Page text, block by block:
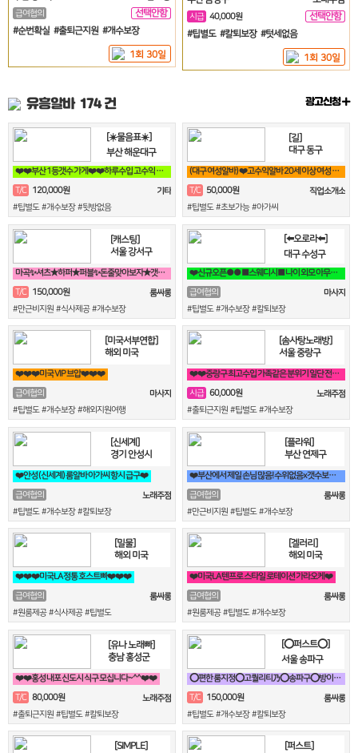
급여협의
선택안함
일
#순번확실 #출퇴근지원 #개수보장
1회 30일
시급 40,000원
선택안함
일
#팁별도 #칼퇴보장 #텃세없음
1회 30일
유흥알바 174 건 광고신청
[☀️물음표☀️]
부산 해운대구
❤️❤️부산 1등갯수 가게❤️❤️하루수입 고수익 가능❤️❤️
T/C
120,000원
기타
#팁별도 #개수보장 #뒷방없음
[길]
대구 동구
(대구 여성알바) ❤️고수익알바 20세 이상 여성 누구나 비밀보장❤️
T/C 50,000원
직업소개소
#팁별도 #초보가능 #아가씨
[캐스팅]
서울 강서구
마곡✨셔츠★하퍼★퍼블✨돈줄맞아보자★갯수보장★술강요NO★출퇴근자유⭐
T/C
150,000원
룸싸롱
#만근비지원 #식사제공 #개수보장
[⬅️오로라⬅️]
대구 수성구
❤️신규오픈●● ■스웨디시■ 나이 외모 아무상관없습니다 우리가 함께 만들어 가요❤️
급여협의
마사지
#팁별도 #개수보장 #칼퇴보장
[미국서부연합]
해외 미국
❤️❤️❤️미국 VIP 브압❤️❤️❤️
급여협의
마사지
#팁별도 #개수보장 #해외지원여행
[솜사탕노래방]
서울 중랑구
❤️❤️중랑구 최고수입 가족같은 분위기 일단 전화주세요^^❤️❤️
시급 60,000원
노래주점
#출퇴근지원 #팁별도 #개수보장
[신세계]
경기 안성시
❤️안성 (신세계) 룸알바 아가씨 항시 급구❤️
급여협의
노래주점
#팁별도 #개수보장 #칼퇴보장
[플라워]
부산 연제구
❤️부산에서 제일 손님 많음! 수위없음x갯수보장,텃세x홀복자유❤️
급여협의
룸싸롱
#만근비지원 #팁별도 #개수보장
[밀물]
해외 미국
❤️❤️❤️미국LA 정통 호스트빠❤️❤️❤️
급여협의
룸싸롱
#원룸제공 #식사제공 #팁별도
[겔러리]
해외 미국
❤️미국LA 텐프로 스타일 로테이션 가라오케❤️
급여협의
룸싸롱
#원룸제공 #팁별도 #개수보장
[유나 노래빠]
충남 홍성군
❤️❤️홍성 내포 신도시 식구 모십니다~^^❤️❤️
T/C 80,000원
노래주점
#출퇴근지원 #팁별도 #칼퇴보장
[⭕퍼스트⭕]
서울 송파구
⭕편한 룸지정⭕고퀄리티乃⭕송파구⭕방이동⭕잠실⭕석촌동⭕강남구⭕서초구⭕논현동
T/C 150,000원
룸싸롱
#팁별도 #개수보장 #칼퇴보장
[SIMPLE]
[퍼스트]